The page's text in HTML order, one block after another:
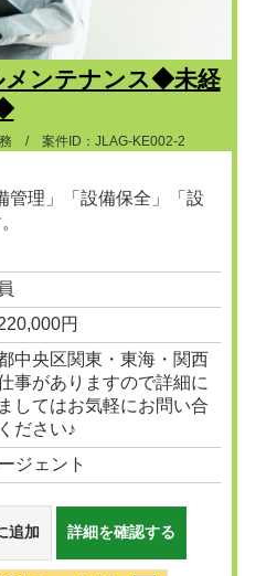
メンテナンス◆未経
務 / 案件ID：JLAG-KE002-2
理」「設備保全」「設
円
中央区関東・東海・関西
事がありますので詳細に
してはお気軽にお問い合
ださい♪
ジェント
追加 詳細を確認する